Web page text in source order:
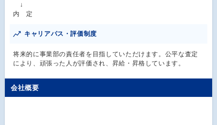
↓
内 定
キャリアパス・評価制度
将来的に事業部の責任者を目指していただけます。公平な査定
により、頑張った人が評価され、昇給・昇格しています。
会社概要